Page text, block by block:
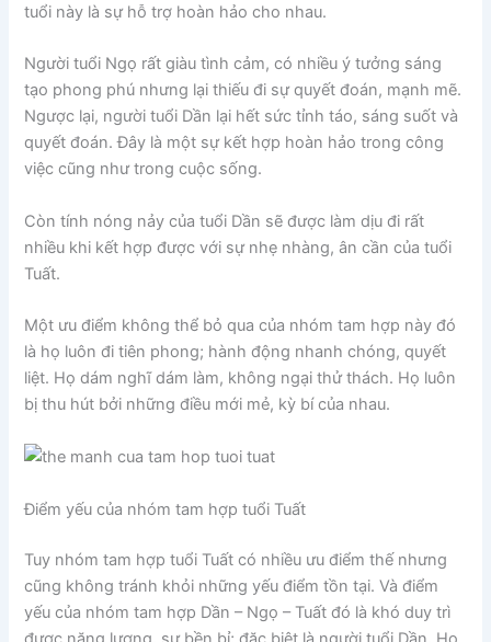
tuổi này là sự hỗ trợ hoàn hảo cho nhau.
Người tuổi Ngọ rất giàu tình cảm, có nhiều ý tưởng sáng
tạo phong phú nhưng lại thiếu đi sự quyết đoán, mạnh mẽ.
Ngược lại, người tuổi Dần lại hết sức tỉnh táo, sáng suốt và
quyết đoán. Đây là một sự kết hợp hoàn hảo trong công
việc cũng như trong cuộc sống.
Còn tính nóng nảy của tuổi Dần sẽ được làm dịu đi rất
nhiều khi kết hợp được với sự nhẹ nhàng, ân cần của tuổi
Tuất.
Một ưu điểm không thể bỏ qua của nhóm tam hợp này đó
là họ luôn đi tiên phong; hành động nhanh chóng, quyết
liệt. Họ dám nghĩ dám làm, không ngại thử thách. Họ luôn
bị thu hút bởi những điều mới mẻ, kỳ bí của nhau.
Điểm yếu của nhóm tam hợp tuổi Tuất
Tuy nhóm tam hợp tuổi Tuất có nhiều ưu điểm thế nhưng
cũng không tránh khỏi những yếu điểm tồn tại. Và điểm
yếu của nhóm tam hợp Dần – Ngọ – Tuất đó là khó duy trì